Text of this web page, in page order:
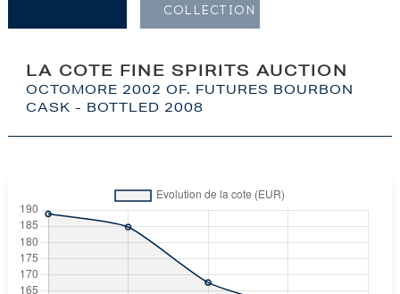
LA COTE FINE SPIRITS AUCTION
OCTOMORE 2002 OF. FUTURES BOURBON
CASK - BOTTLED 2008
COLLECTION